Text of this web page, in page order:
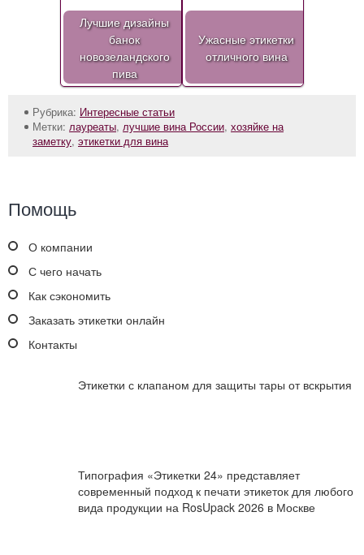
Лучшие дизайны
банок
новозеландского
пива
Ужасные этикетки
отличного вина
Рубрика: Интересные статьи
Метки: лауреаты, лучшие вина России, хозяйке на
заметку, этикетки для вина
Помощь
О компании
С чего начать
Как сэкономить
Заказать этикетки онлайн
Контакты
Этикетки с клапаном для защиты тары от вскрытия
Типография «Этикетки 24» представляет
современный подход к печати этикеток для любого
вида продукции на RosUpack 2026 в Москве